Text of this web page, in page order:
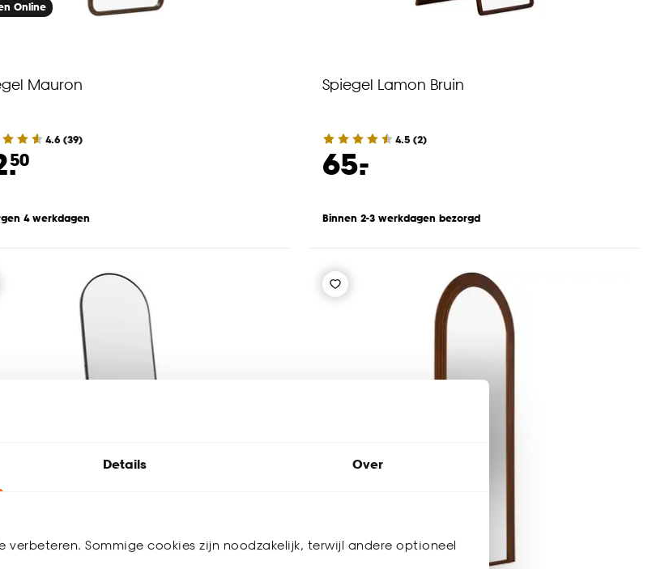
Details Over
verbeteren. Sommige cookies zijn noodzakelijk, terwijl andere optioneel
Online
Mauron
4.6 (39)
50
4 werkdagen
Spiegel Lamon Bruin
4.5 (2)
65.
-
Binnen 2-3 werkdagen bezorgd